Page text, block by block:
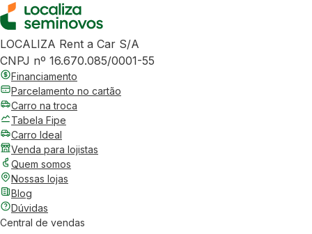
LOCALIZA Rent a Car S/A
CNPJ nº 16.670.085/0001-55
Financiamento
Parcelamento no cartão
Carro na troca
Tabela Fipe
Carro Ideal
Venda para lojistas
Quem somos
Nossas lojas
Blog
Dúvidas
Central de vendas